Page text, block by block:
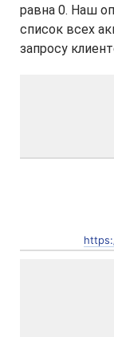
равна 0. Наш
список всех
запросу